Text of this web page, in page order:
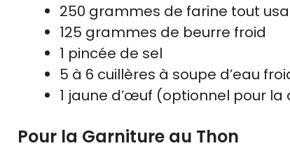
250 grammes de farine tout
125 grammes de beurre froid
1 pincée de sel
5 à 6 cuillères à soupe d’eau
1 jaune d’œuf (optionnel pour la
Pour la Garniture au Thon